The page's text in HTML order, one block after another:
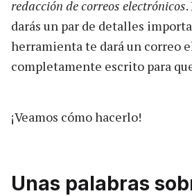
redacción de correos electrónicos
darás un par de detalles
herramienta te dará un correo
completamente escrito para
¡Veamos cómo hacerlo!
Unas palabras